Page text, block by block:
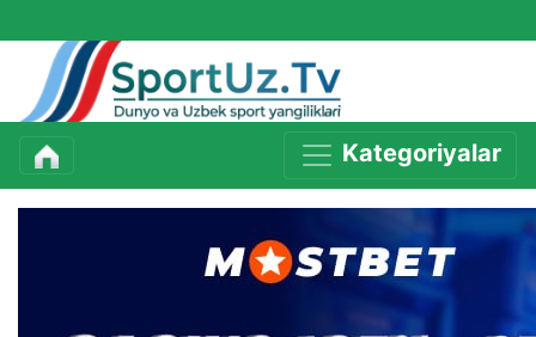
Kategoriyalar